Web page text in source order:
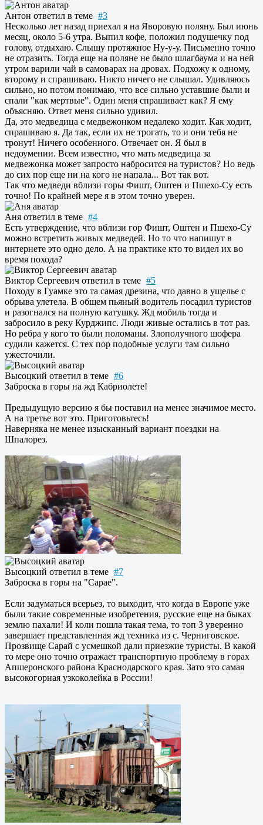
Антон ответил в теме #3
Несколько лет назад приехал я на Яворовую поляну. Был июнь
месяц, около 5-6 утра. Выпил кофе, положил подушечку под
голову, отдыхаю. Слышу протяжное Ну-у-у. Письменно точно
не отразить. Тогда еще на поляне не было шлагбаума и на ней
утром варили чай в самоварах на дровах. Подхожу к одному,
второму и спрашиваю. Никто ничего не слышал. Удивляюсь
сильно, но потом понимаю, что все сильно уставшие были и
спали "как мертвые". Один меня спрашивает как? Я ему
объясняю. Ответ меня сильно удивил.
Да, это медведица с медвежонком недалеко ходит. Как ходит,
спрашиваю я. Да так, если их не трогать, то и они тебя не
тронут! Ничего особенного. Отвечает он. Я был в
недоумении. Всем известно, что мать медведица за
медвежонка может запросто набросится на туристов? Но ведь
до сих пор еще ни на кого не напала... Вот так вот.
Так что медведи вблизи горы Фишт, Оштен и Пшехо-Су есть
точно! По крайней мере я в этом точно уверен.
Аня ответил в теме #4
Есть утверждение, что вблизи гор Фишт, Оштен и Пшехо-Су
можно встретить живых медведей. Но то что напишут в
интернете это одно дело. А на практике кто то видел их во
время похода?
Виктор Сергеевич ответил в теме #5
Походу в Гуамке это та самая дрезина, что давно в ущелье с
обрыва улетела. В общем пьяный водитель посадил туристов
и разогнался на полную катушку. Жд мобиль тогда и
забросило в реку Курджипс. Люди живые остались в тот раз.
Но ребра у кого то были поломаны. Злополучного шофера
судили кажется. С тех пор подобные услуги там сильно
ужесточили.
Высоцкий ответил в теме #6
Заброска в горы на жд Кабриолете!
Предыдущую версию я бы поставил на менее значимое место.
А на третье вот это. Приготовьтесь!
Наверняка не менее изысканный вариант поездки на
Шпалорез.
Высоцкий ответил в теме #7
Заброска в горы на "Сарае".
Если задуматься всерьез, то выходит, что когда в Европе уже
были такие современные изобретения, русские еще на быках
землю пахали! И коли пошла такая тема, то топ 3 уверенно
завершает представленная жд техника из с. Черниговское.
Прозвище Сарай с усмешкой дали приезжие туристы. В какой
то мере оно точно отражает транспортную проблему в горах
Апшеронского района Краснодарского края. Зато это самая
высокогорная узкоколейка в России!